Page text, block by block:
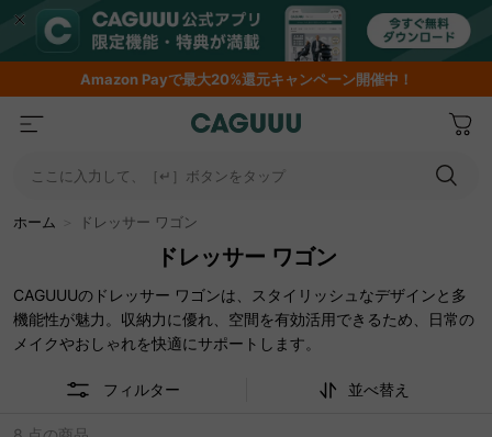
期間限定フラッシュセール！最大50％OFF
ここに入力して、［↵］ボタンをタップ
ホーム ドレッサー ワゴン
ドレッサー ワゴン
CAGUUUのドレッサー ワゴンは、スタイリッシュなデザインと多
機能性が魅力。収納力に優れ、空間を有効活用できるため、日常の
メイクやおしゃれを快適にサポートします。
フィルター 並べ替え